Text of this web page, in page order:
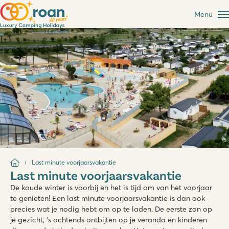
Menu
Last minute voorjaarsvakantie
Last minute voorjaarsvakantie
De koude winter is voorbij en het is tijd om van het voorjaar
te genieten! Een last minute voorjaarsvakantie is dan ook
precies wat je nodig hebt om op te laden. De eerste zon op
je gezicht, ’s ochtends ontbijten op je veranda en kinderen